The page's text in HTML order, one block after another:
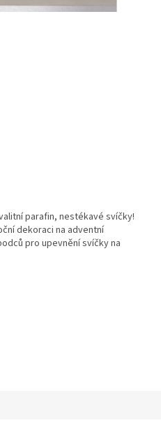
parafin, nestékavé svíčky!
dekoraci na adventní
pro upevnění svíčky na